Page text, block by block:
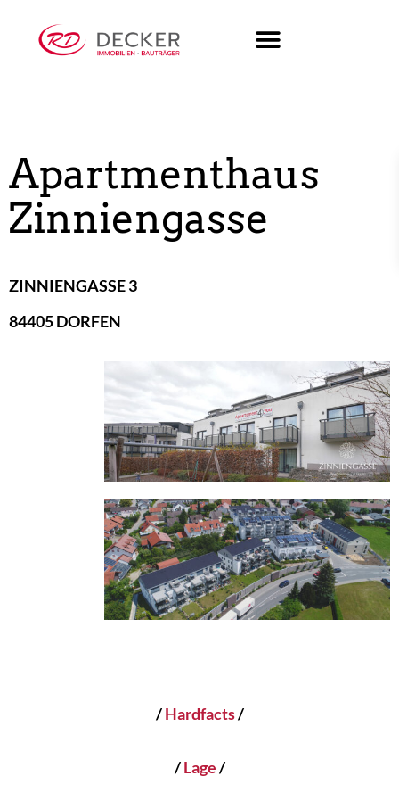
Apartmenthaus
Zinniengasse
ZINNIENGASSE 3
84405 DORFEN
/Hardfacts/
/Lage/